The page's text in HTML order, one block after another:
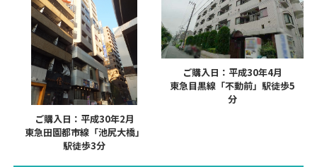
ご購入日：平成30年2月
東急田園都市線「池尻大橋」
駅徒歩3分
ご購入日：平成30年4月
東急目黒線「不動前」駅徒歩5
分